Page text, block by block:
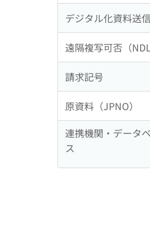
デジタル化資料送
遠隔複写可否（NDL
請求記号
原資料（JPNO）
連携機関・データ
ス